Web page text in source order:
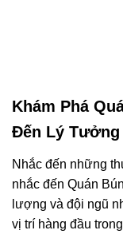
Khám Phá
Đến Lý Tưởng
Nhắc đến những
nhắc đến Quán
lượng và đội ngũ
vị trí hàng đầu